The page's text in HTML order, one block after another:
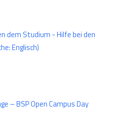
dem Studium - Hilfe bei den
Englisch)
– BSP Open Campus Day